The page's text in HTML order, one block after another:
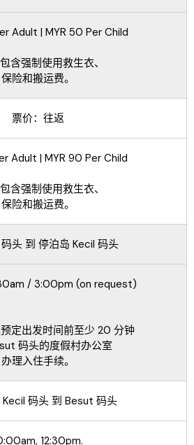
Adult | MYR 50 Per Child
含强制使用救生衣、
保险和搬运费。
票价：往返
Adult | MYR 90 Per Child
含强制使用救生衣、
保险和搬运费。
头 到 停泊岛 Kecil 码头
/ 3:00pm (on request)
定出发时间前至少 20 分钟
码头的度假村办公室
办理入住手续。
Kecil 码头 到 Besut 码头
12:30pm.